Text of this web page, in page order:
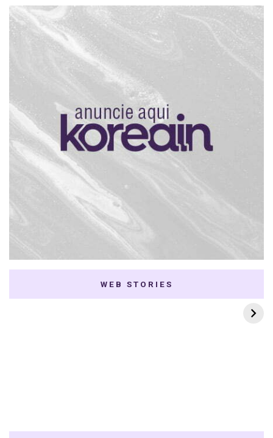
WEB STORIES
7 K-dramas Enemies
to Lovers
Thai Dramas com
First e Khaotung